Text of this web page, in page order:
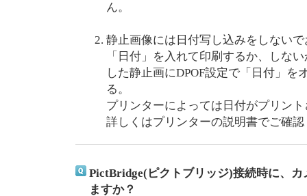
ん。
静止画像には日付写し込みをしない
「日付」を入れて印刷するか、しな
した静止画にDPOF設定で「日付」を
る。
プリンターによっては日付がプリン
詳しくはプリンターの説明書でご確
PictBridge(ピクトブリッジ)接続時に、
ますか？